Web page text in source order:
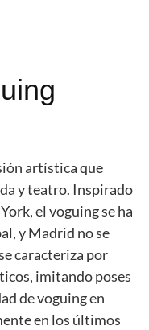
artística que
y teatro. Inspirado
el voguing se ha
y Madrid no se
caracteriza por
imitando poses
de voguing en
en los últimos